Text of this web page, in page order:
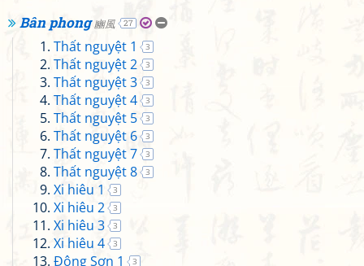
Bân phong豳風 27
Thất nguyệt 1 3
Thất nguyệt 2 3
Thất nguyệt 3 3
Thất nguyệt 4 3
Thất nguyệt 5 3
Thất nguyệt 6 3
Thất nguyệt 7 3
Thất nguyệt 8 3
Xi hiêu 1 3
Xi hiêu 2 3
Xi hiêu 3 3
Xi hiêu 4 3
Đông Sơn 1 3